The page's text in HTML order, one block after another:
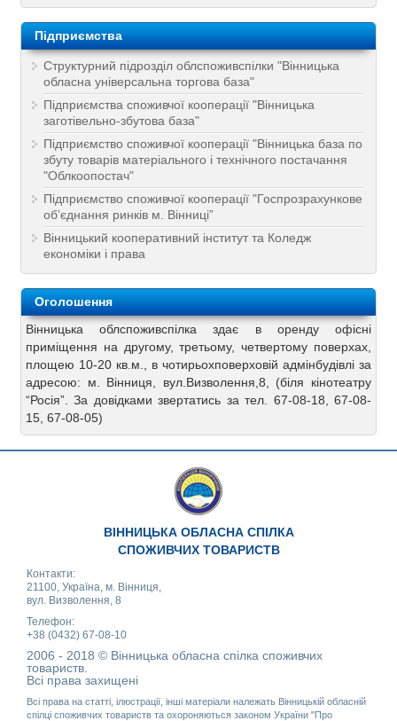
Підприємства
Структурний підрозділ облспоживспілки "Вінницька
обласна універсальна торгова база"
Підприємства споживчої кооперації "Вінницька
заготівельно-збутова база"
Підприємство споживчої кооперації "Вінницька база по
збуту товарів матеріального і технічного постачання
"Облкоопостач"
Підприємство споживчої кооперації "Госпрозрахункове
об’єднання ринків м. Вінниці”
Вінницький кооперативний інститут та Коледж
економіки і права
Оголошення
Вінницька облспоживспілка здає в оренду офісні
приміщення на другому, третьому, четвертому поверхах,
площею 10-20 кв.м., в чотирьохповерховій адмінбудівлі за
адресою: м. Вінниця, вул.Визволення,8, (біля кінотеатру
“Росія”. За довідками звертатись за тел. 67-08-18, 67-08-
15, 67-08-05)
ВІННИЦЬКА ОБЛАСНА СПІЛКА
СПОЖИВЧИХ ТОВАРИСТВ
Контакти:
21100, Україна, м. Вінниця,
вул. Визволення, 8
Телефон:
+38 (0432) 67-08-10
2006 - 2018 © Вінницька обласна спілка споживчих
товариств.
Всі права захищені
Всі права на статті, ілюстрації, інші матеріали належать Вінницькій обласній
спілці споживчих товариств та охороняються законом України "Про